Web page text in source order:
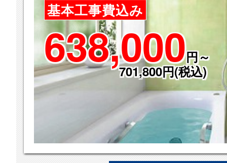
基本工事費込み
638,000円～
701,800円(税込)